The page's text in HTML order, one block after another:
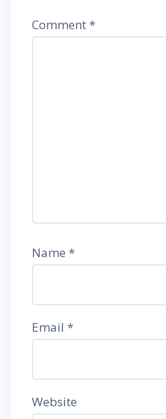
Comment*
Name *
Email *
Website